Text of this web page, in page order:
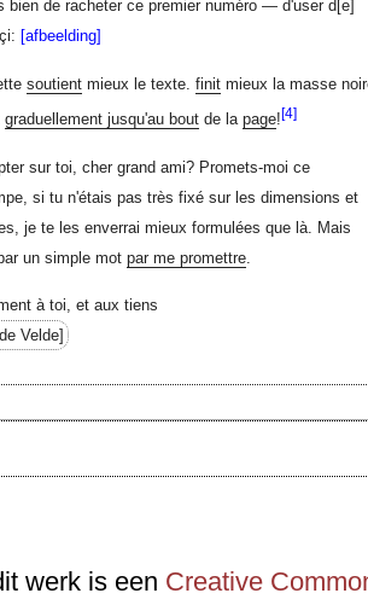
bien de racheter ce premier numéro — d'user d[e]
[afbeelding]
soutientmieux le texte. finitmieux la masse
graduellement jusqu'au boutde la page![4]
sur toi, cher grand ami? Promets-moi ce
si tu n'étais pas très fixé sur les dimensions et
je te les enverrai mieux formulées que là. Mais
un simple mot par me promettre.
à toi, et aux tiens
Velde]
werk is een Creative